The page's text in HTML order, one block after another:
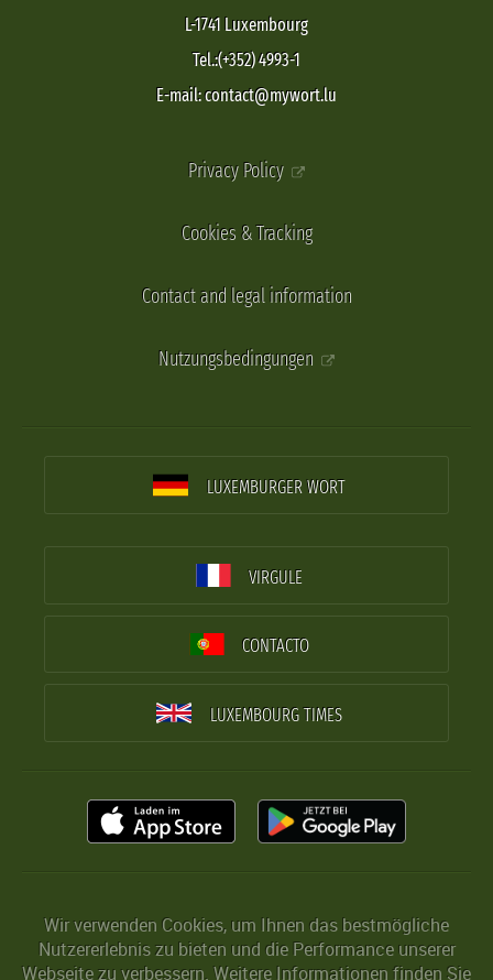
L-1741 Luxembourg
Tel.:(+352) 4993-1
E-mail: contact@mywort.lu
Privacy Policy
Cookies & Tracking
Contact and legal information
Nutzungsbedingungen
LUXEMBURGER WORT
VIRGULE
CONTACTO
LUXEMBOURG TIMES
Wir verwenden Cookies, um Ihnen das bestmögliche
Nutzererlebnis zu bieten und die Performance unserer
Webseite zu verbessern. Weitere Informationen finden Sie